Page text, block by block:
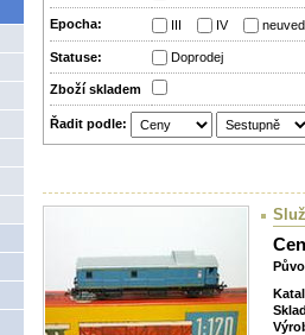
Epocha: III IV
Statuse: Doprodej
Zboží­ skladem
Řadit podle: